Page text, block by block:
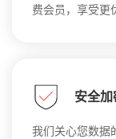
费会员，享受更
安全
我们关心您数据